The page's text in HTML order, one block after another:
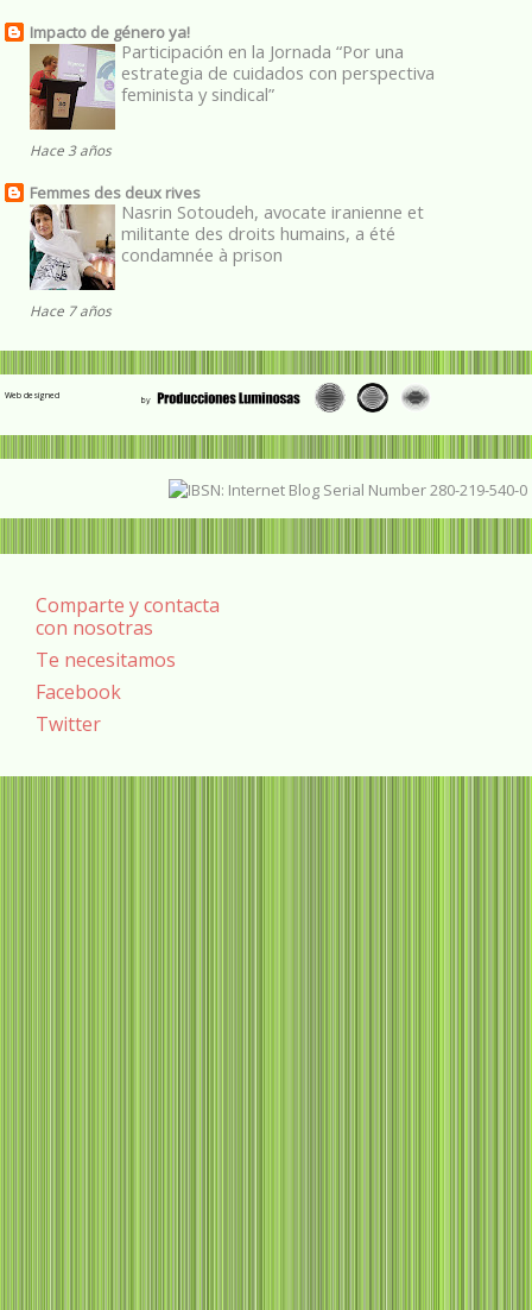
Impacto de género ya!
Participación en la Jornada “Por una
estrategia de cuidados con perspectiva
feminista y sindical”
Hace 3 años
Femmes des deux rives
Nasrin Sotoudeh, avocate iranienne et
militante des droits humains, a été
condamnée à prison
Hace 7 años
Web designed
Comparte y contacta
con nosotras
Te necesitamos
Facebook
Twitter